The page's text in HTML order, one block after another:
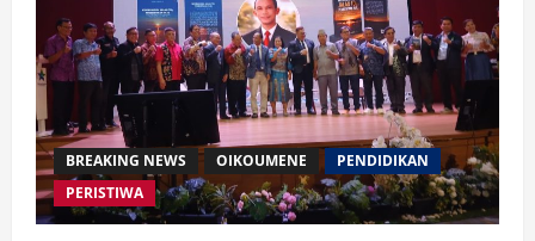
BREAKING NEWS OIKOUMENE
PENDIDIKAN
PERISTIWA